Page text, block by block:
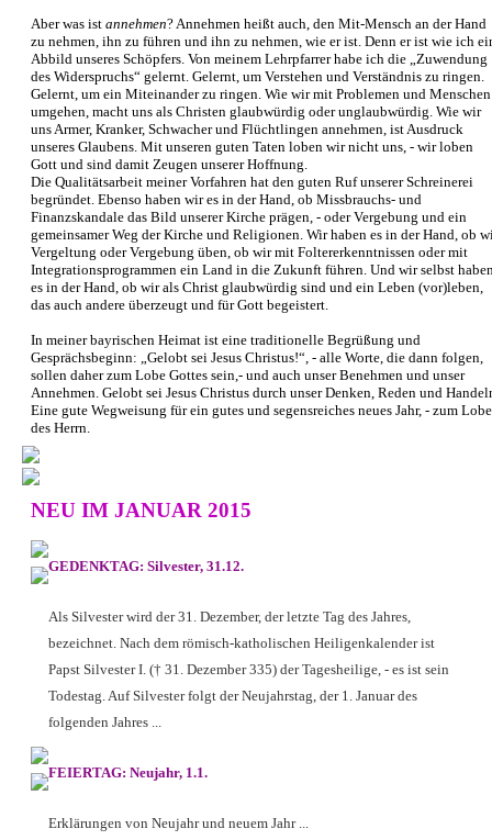
Aber was ist annehmen? Annehmen heißt auch, den Mit-Mensch an der Hand
zu nehmen, ihn zu führen und ihn zu nehmen, wie er ist. Denn er ist wie ich
Abbild unseres Schöpfers. Von meinem Lehrpfarrer habe ich die „Zuwendung
des Widerspruchs“ gelernt. Gelernt, um Verstehen und Verständnis zu ringen.
Gelernt, um ein Miteinander zu ringen. Wie wir mit Problemen und Menschen
umgehen, macht uns als Christen glaubwürdig oder unglaubwürdig. Wie wir
uns Armer, Kranker, Schwacher und Flüchtlingen annehmen, ist Ausdruck
unseres Glaubens. Mit unseren guten Taten loben wir nicht uns, - wir loben
Gott und sind damit Zeugen unserer Hoffnung.
Die Qualitätsarbeit meiner Vorfahren hat den guten Ruf unserer Schreinerei
begründet. Ebenso haben wir es in der Hand, ob Missbrauchs- und
Finanzskandale das Bild unserer Kirche prägen, - oder Vergebung und ein
gemeinsamer Weg der Kirche und Religionen. Wir haben es in der Hand, ob
Vergeltung oder Vergebung üben, ob wir mit Foltererkenntnissen oder mit
Integrationsprogrammen ein Land in die Zukunft führen. Und wir selbst
es in der Hand, ob wir als Christ glaubwürdig sind und ein Leben (vor)leben,
das auch andere überzeugt und für Gott begeistert.
In meiner bayrischen Heimat ist eine traditionelle Begrüßung und
Gesprächsbeginn: „Gelobt sei Jesus Christus!“, - alle Worte, die dann folgen,
sollen daher zum Lobe Gottes sein,- und auch unser Benehmen und unser
Annehmen. Gelobt sei Jesus Christus durch unser Denken, Reden und
Eine gute Wegweisung für ein gutes und segensreiches neues Jahr, - zum Lobe
des Herrn.
NEU IM JANUAR 2015
GEDENKTAG: Silvester, 31.12.
Als Silvester wird der 31. Dezember, der letzte Tag des Jahres,
bezeichnet. Nach dem römisch-katholischen Heiligenkalender ist
Papst Silvester I. († 31. Dezember 335) der Tagesheilige, - es ist sein
Todestag. Auf Silvester folgt der Neujahrstag, der 1. Januar des
folgenden Jahres ...
FEIERTAG: Neujahr, 1.1.
Erklärungen von Neujahr und neuem Jahr ...